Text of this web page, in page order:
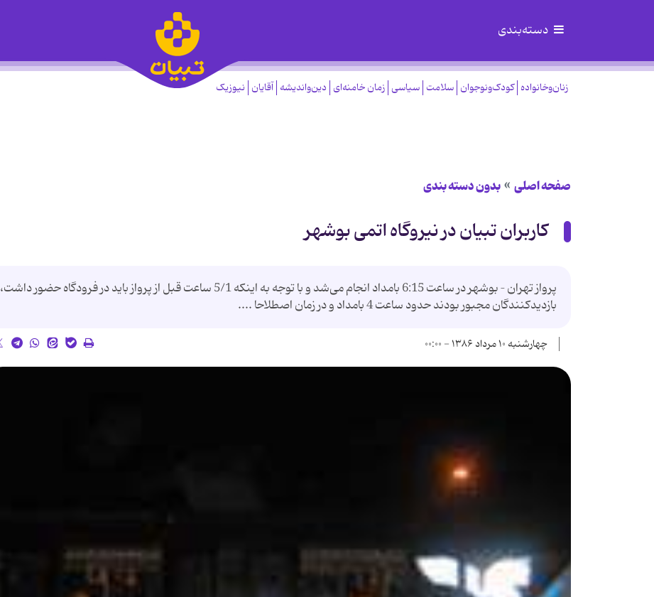
دسته‌بندی
زنان‌وخانواده کودک‌ونوجوان سلامت سیاسی زمان خامنه‌ای دین‌واندیشه آقایان نیوزیک
صفحه اصلی بدون دسته بندی
کاربران تبیان در نیروگاه اتمی بوشهر
پرواز تهران – بوشهر در ساعت 6:15 بامداد انجام می‌شد و با توجه به اینکه 5/1 ساعت قبل از پرواز باید در فرودگاه حضور داشت،
بازدیدکنندگان مجبور بودند حدود ساعت 4 بامداد و در زمان اصطلاحا ....
چهارشنبه ۱۰ مرداد ۱۳۸۶ - ۰۰:۰۰